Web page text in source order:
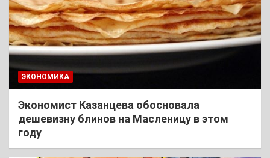
ЭКОНОМИКА
Экономист Казанцева обосновала
дешевизну блинов на Масленицу в этом
году